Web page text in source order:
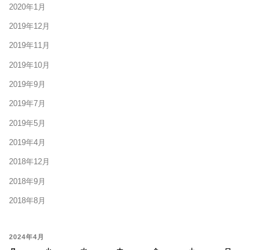
2020年1月
2019年12月
2019年11月
2019年10月
2019年9月
2019年7月
2019年5月
2019年4月
2018年12月
2018年9月
2018年8月
2024年4月